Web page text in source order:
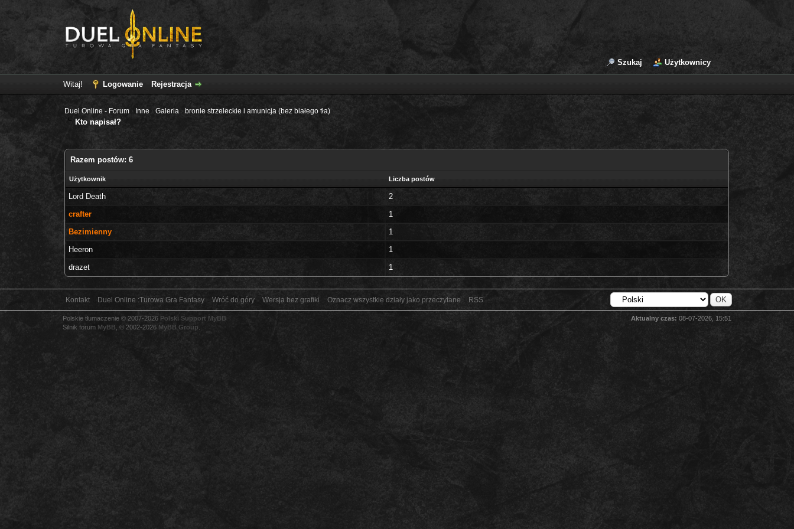
Szukaj Użytkownicy
Witaj! Logowanie Rejestracja
Duel Online - Forum Inne ›Galeria bronie strzeleckie i amunicja (bez białego tła)
Kto napisał?
Razem postów: 6
Użytkownik Liczba postów
Lord Death
2
crafter
1
Bezimienny
1
Heeron
1
drazet
1
Kontakt Duel Online :Turowa Gra Fantasy Wróć do góry Wersja bez grafiki Oznacz wszystkie działy jako przeczytane RSS
Aktualny czas: 08-07-2026, 15:51
Polskie tłumaczenie © 2007-2026 Polski Support MyBB
Silnik forum MyBB , © 2002-2026 MyBB Group